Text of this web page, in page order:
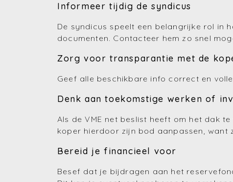
Informeer tijdig de syndicus
De syndicus speelt een belangrijke rol in
documenten. Contacteer hem zo snel
Zorg voor transparantie met de
Geef alle beschikbare info correct en
Denk aan toekomstige werken of
Als de VME net beslist heeft om het dak
koper hierdoor zijn bod aanpassen, want
Bereid je financieel voor
Besef dat je bijdragen aan het